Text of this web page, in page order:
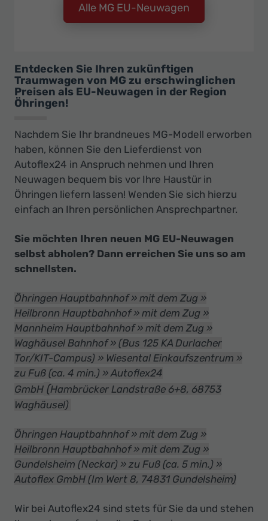
Alle MG EU-Neuwagen
Entdecken Sie Ihren zukünftigen
Traumwagen von MG zu erschwinglichen
Preisen als EU-Neuwagen in der Region
Öhringen!
Nachdem Sie Ihr brandneues MG-Modell erworben
haben, können Sie den Lieferdienst von
Autoflex24 in Anspruch nehmen und Ihren
Neuwagen bequem bis vor Ihre Haustür in
Öhringen liefern lassen! Wenden Sie sich hierzu
einfach an Ihren persönlichen Ansprechpartner.
Sie möchten Ihren neuen MG EU-Neuwagen
selbst abholen? Dann erreichen Sie uns so am
schnellsten.
Öhringen Hauptbahnhof » mit dem Zug »
Heilbronn Hauptbahnhof » mit dem Zug »
Mannheim Hauptbahnhof » mit dem Zug »
Waghäusel Bahnhof » (Bus 125 KA Durlacher
Tor/KIT-Campus) » Wiesental Einkaufszentrum »
zu Fuß (ca. 4 min.) » Autoflex24
GmbH (Hambrücker Landstraße 6+8, 68753
Waghäusel)
Öhringen Hauptbahnhof » mit dem Zug »
Heilbronn Hauptbahnhof » mit dem Zug »
Gundelsheim (Neckar) » zu Fuß (ca. 5 min.) »
Autoflex GmbH (Im Wert 8, 74831 Gundelsheim)
Wir bei Autoflex24 sind stets für Sie da und stehen